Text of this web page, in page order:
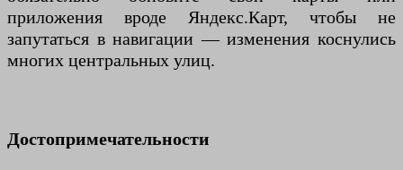
приложения вроде Яндекс.Карт, чтобы не
запутаться в навигации — изменения коснулись
многих центральных улиц.
Достопримечательности